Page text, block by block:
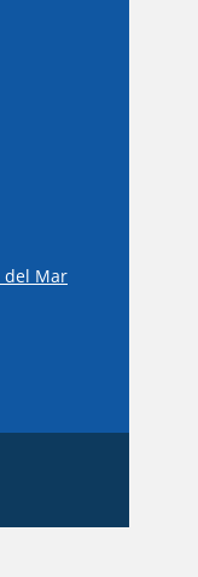
del Mar